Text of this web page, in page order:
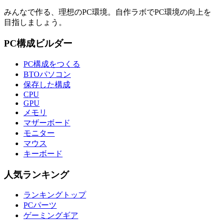
みんなで作る、理想のPC環境。 自作ラボでPC環境の向上を
目指しましょう。
PC構成ビルダー
PC構成をつくる
BTOパソコン
保存した構成
CPU
GPU
メモリ
マザーボード
モニター
マウス
キーボード
人気ランキング
ランキングトップ
PCパーツ
ゲーミングギア